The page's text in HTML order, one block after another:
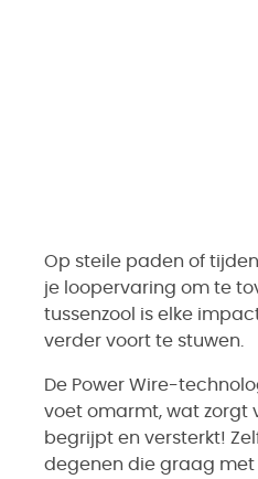
Op steile paden of
je loopervaring om te
tussenzool is elke
verder voort te stuwen.
De Power Wire-
voet omarmt, wat zorgt
begrijpt en versterkt!
degenen die graag met